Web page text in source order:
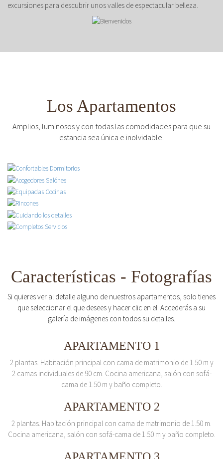
excursiones para descubrir unos valles de espectacular belleza.
Los Apartamentos
Amplios, luminosos y con todas las comodidades para que su
estancia sea única e inolvidable.
Características - Fotografías
Si quieres ver al detalle alguno de nuestros apartamentos, solo tienes
que seleccionar el que desees y hacer clic en el. Accederás a su
galería de imágenes con todos su detalles.
APARTAMENTO 1
2 plantas. Habitación principal con cama de matrimonio de 1.50 m y
2 camas individuales de 90 cm. Cocina americana, salón con sofá-
cama de 1.50 m y baño completo.
APARTAMENTO 2
2 plantas. Habitación principal con cama de matrimonio de 1.50 m.
Cocina americana, salón con sofá-cama de 1.50 m y baño completo.